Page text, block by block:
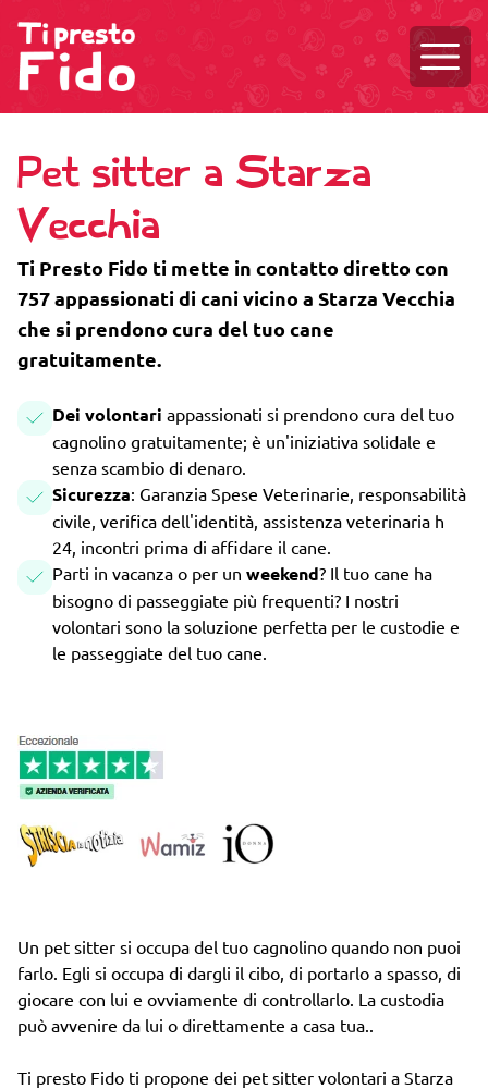
Pet sitter a Starza
Vecchia
Ti Presto Fido ti mette in contatto diretto con
757 appassionati di cani vicino a Starza Vecchia
che si prendono cura del tuo cane
gratuitamente.
Dei volontari appassionati si prendono cura del tuo
cagnolino gratuitamente; è un'iniziativa solidale e
senza scambio di denaro.
Sicurezza: Garanzia Spese Veterinarie, responsabilità
civile, verifica dell'identità, assistenza veterinaria h
24, incontri prima di affidare il cane.
Parti in vacanza o per un weekend? Il tuo cane ha
bisogno di passeggiate più frequenti? I nostri
volontari sono la soluzione perfetta per le custodie e
le passeggiate del tuo cane.
Un pet sitter si occupa del tuo cagnolino quando non puoi
farlo. Egli si occupa di dargli il cibo, di portarlo a spasso, di
giocare con lui e ovviamente di controllarlo. La custodia
può avvenire da lui o direttamente a casa tua..
Ti presto Fido ti propone dei pet sitter volontari a Starza